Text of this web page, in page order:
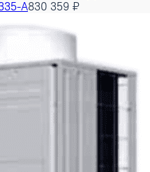
A830 359 ₽